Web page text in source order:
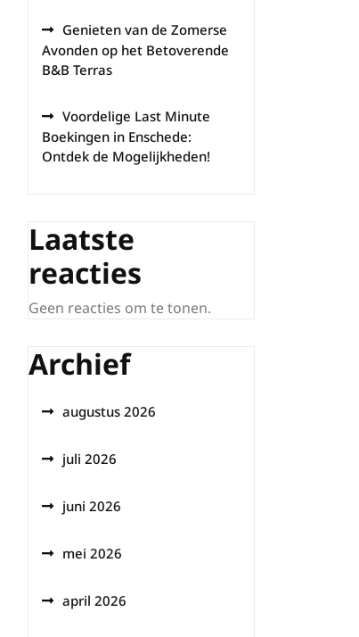
Genieten van de Zomerse
Avonden op het Betoverende
B&B Terras
Voordelige Last Minute
Boekingen in Enschede:
Ontdek de Mogelijkheden!
Laatste
reacties
Geen reacties om te tonen.
Archief
augustus 2026
juli 2026
juni 2026
mei 2026
april 2026